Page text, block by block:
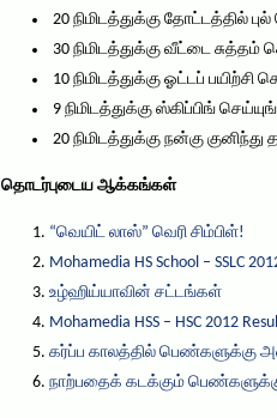
20 நிமிடத்துக்கு தோட்டத்தில்
30 நிமிடத்துக்கு வீட்டை சுத்தம்
10 நிமிடத்துக்கு ஓட்டப் பயிற்சி
9 நிமிடத்துக்கு ஸ்கிப்பிங்
20 நிமிடத்துக்கு நன்கு
தொடர்புடைய ஆக்கங்கள்
“வெயிட் லாஸ்” வெரி சிம்பிள்!
Mohamedia HS School – SSLC
உழ்ஹிய்யாவின் சட்டங்கள்
Mohamedia HSS – HSC 2012
கர்ப்ப காலத்தில் பெண்களுக்கு
நாற்பதைக் கடக்கும்